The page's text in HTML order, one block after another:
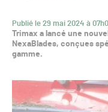
Publié le 29 mai 2024 à
Trimax a lancé une
NexaBlades, conçues
gamme.